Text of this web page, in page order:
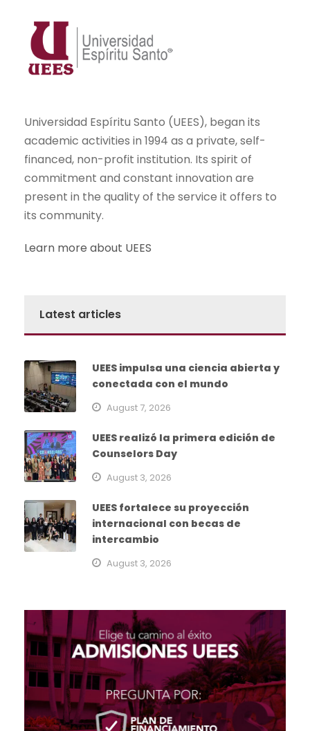
Universidad Espíritu Santo (UEES), began its
academic activities in 1994 as a private, self-
financed, non-profit institution. Its spirit of
commitment and constant innovation are
present in the quality of the service it offers to
its community.
Learn more about UEES
Latest articles
UEES impulsa una ciencia abierta y
conectada con el mundo
August 7, 2026
UEES realizó la primera edición de
Counselors Day
August 3, 2026
UEES fortalece su proyección
internacional con becas de
intercambio
August 3, 2026